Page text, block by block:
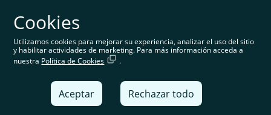
Estás en la web española. Elige tu país o región para ver
contenido específico para tu ubicación.
España
United
Kingdom
Cookies
Utilizamos cookies para mejorar su experiencia, analizar el uso del sitio
y habilitar actividades de marketing. Para más información acceda a
nuestra Política de Cookies .
Aceptar Rechazar todo